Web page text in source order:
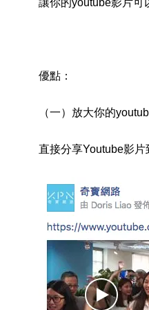
優點：
（一）放大你的
直接分享Youtube影